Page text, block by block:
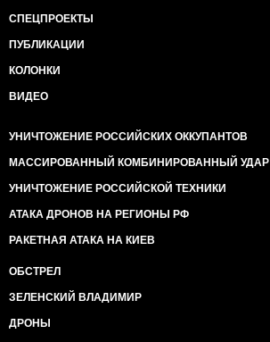
СПЕЦПРОЕКТЫ
ПУБЛИКАЦИИ
КОЛОНКИ
ВИДЕО
УНИЧТОЖЕНИЕ РОССИЙСКИХ ОККУПАНТОВ
МАССИРОВАННЫЙ КОМБИНИРОВАННЫЙ УДАР
УНИЧТОЖЕНИЕ РОССИЙСКОЙ ТЕХНИКИ
АТАКА ДРОНОВ НА РЕГИОНЫ РФ
РАКЕТНАЯ АТАКА НА КИЕВ
ОБСТРЕЛ
ЗЕЛЕНСКИЙ ВЛАДИМИР
ДРОНЫ